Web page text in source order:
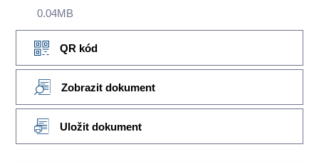
0.04MB
QR kód
Zobrazit dokument
Uložit dokument